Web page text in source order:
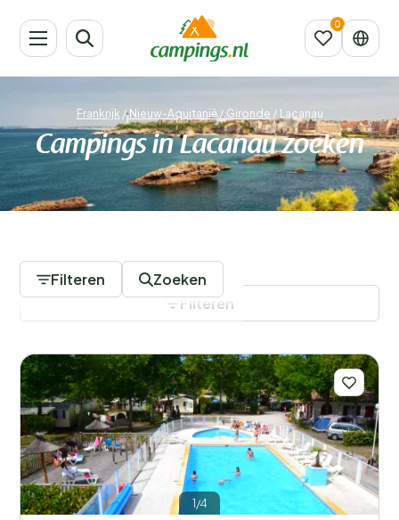
Frankrijk /Nieuw-Aquitanië/Gironde / Lacanau
Campings in Lacanau zoeken
Filteren Zoeken
Populaire filters
Type accommodatie
Filters opslaan
Filteren
1/4